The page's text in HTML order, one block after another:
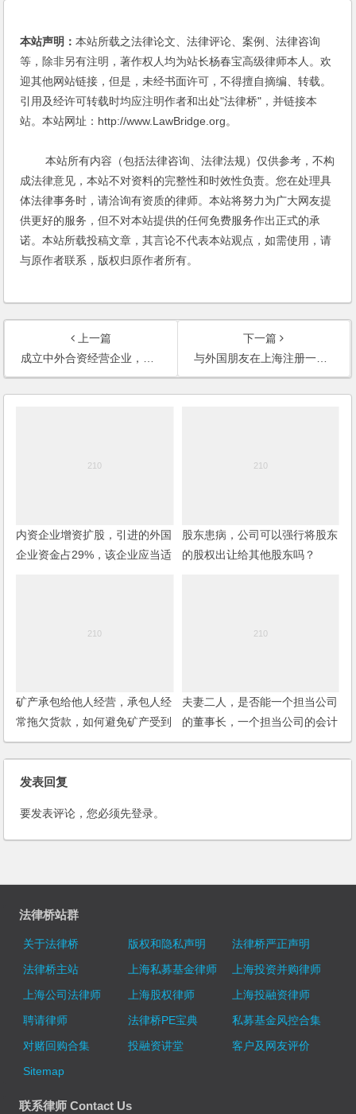
本站声明：本站所载之法律论文、法律评论、案例、法律咨询
等，除非另有注明，著作权人均为站长杨春宝高级律师本人。欢
迎其他网站链接，但是，未经书面许可，不得擅自摘编、转载。
引用及经许可转载时均应注明作者和出处"法律桥"，并链接本
站。本站网址：http://www.LawBridge.org。
本站所有内容（包括法律咨询、法律法规）仅供参考，不构
成法律意见，本站不对资料的完整性和时效性负责。您在处理具
体法律事务时，请洽询有资质的律师。本站将努力为广大网友提
供更好的服务，但不对本站提供的任何免费服务作出正式的承
诺。本站所载投稿文章，其言论不代表本站观点，如需使用，请
与原作者联系，版权归原作者所有。
上一篇
成立中外合资经营企业，中介不必出资而可以享有22%的股权，如何操作？
下一篇
与外国朋友在上海注册一个工程咨询的小公司，主要通过网络提供服务，有什么办法规避外商投资企业最低14万美金这个注册资本的要求呢？
内资企业增资扩股，引进的外国
企业资金占29%，该企业应当适
股东患病，公司可以强行将股东
的股权出让给其他股东吗？
矿产承包给他人经营，承包人经
常拖欠货款，如何避免矿产受到
牵连？
夫妻二人，是否能一个担当公司
的董事长，一个担当公司的会计
或者出纳？为什么？
发表回复
要发表评论，您必须先登录。
法律桥站群
关于法律桥 版权和隐私声明
法律桥严正声明
法律桥主站
上海私募基金律师
上海投资并购律师
上海公司法律师
上海股权律师
上海投融资律师
聘请律师
法律桥PE宝典
私募基金风控合集
对赌回购合集
投融资讲堂
客户及网友评价
Sitemap
联系律师 Contact Us